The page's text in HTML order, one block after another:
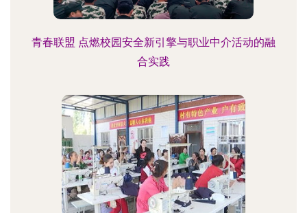
青春联盟 点燃校园安全新引擎与职业中介活动的融
合实践